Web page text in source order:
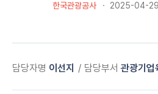
한국관광공사 2025-04-29
담당자명 이선지 담당부서 관광기업